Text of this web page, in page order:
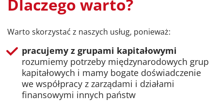
Dlaczego warto?
Warto skorzystać z naszych usług, ponieważ:
pracujemy z grupami kapitałowymi
rozumiemy potrzeby międzynarodowych grup
kapitałowych i mamy bogate doświadczenie
we współpracy z zarządami i działami
finansowymi innych państw